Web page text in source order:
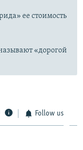
ее стоимость
«дорогой
Follow us